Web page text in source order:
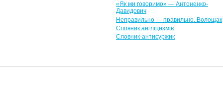
«Як ми говоримо» — Антоненко-
Давидович
Неправильно — правильно. Волощак
Словник англіцизмів
Словник-антисуржик